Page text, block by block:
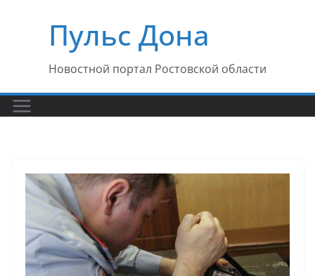
содержимомуПульс Дона
Новостной портал Ростовской области